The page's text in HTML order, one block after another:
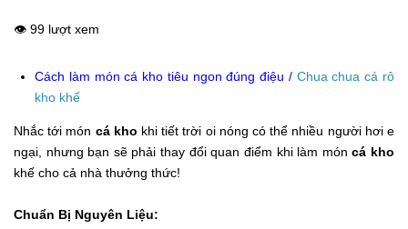
👁️ 99 lượt xem
Cách làm món cá kho tiêu ngon đúng điệu / Chua chua cá rô
kho khế
Nhắc tới món cá kho khi tiết trời oi nóng có thể nhiều người hơi e
ngại, nhưng bạn sẽ phải thay đổi quan điểm khi làm móncá kho
khế cho cả nhà thưởng thức!
Chuẩn Bị Nguyên Liệu: